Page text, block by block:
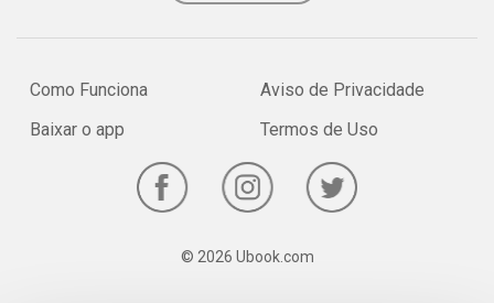
Como Funciona
Baixar o app
Aviso de Privacidade
Termos de Uso
© 2026 Ubook.com